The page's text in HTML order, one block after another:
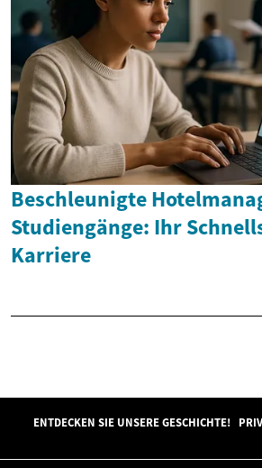
Beschleunigte
Studiengänge: Ihr
Karriere
ENTDECKEN SIE UNSERE GESCHICHTE!